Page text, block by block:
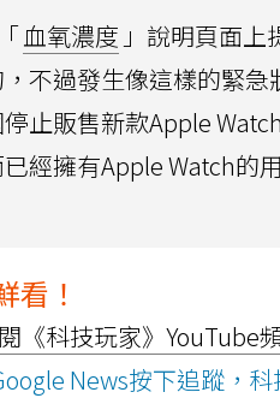
血氧濃度 」說明頁面
不過發生像這樣的緊
止販售新款Apple
經擁有Apple Watch的
看！
《科技玩家》YouTube
News按下追蹤，科